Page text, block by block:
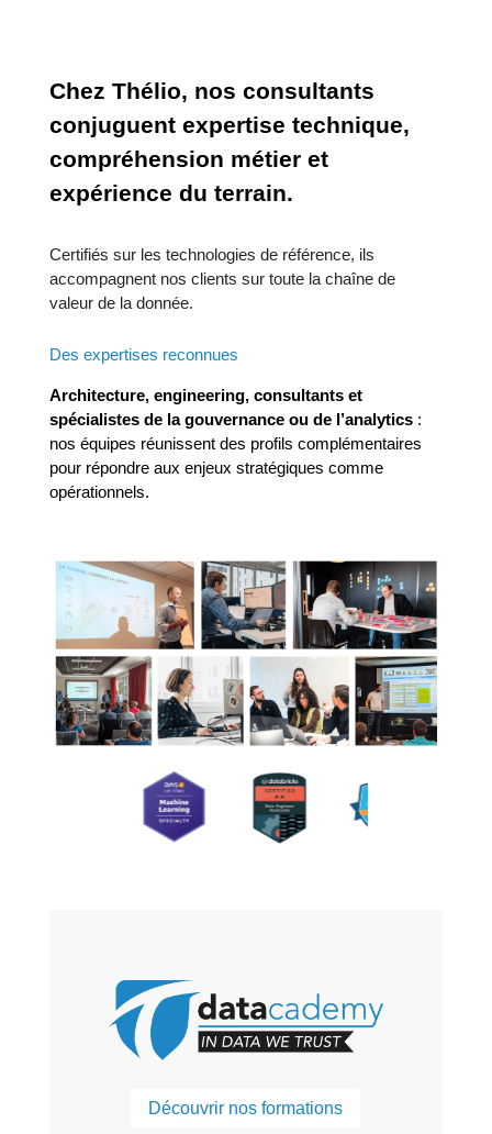
Chez Thélio, nos consultants
conjuguent expertise technique,
compréhension métier et
expérience du terrain.
Certifiés sur les technologies de référence, ils
accompagnent nos clients sur toute la chaîne de
valeur de la donnée.
Des expertises reconnues
Architecture, engineering, consultants et
spécialistes de lagouvernance ou de l’analytics:
nos équipes réunissent des profils complémentaires
pour répondre aux enjeux stratégiques comme
opérationnels.
Découvrir nos formations